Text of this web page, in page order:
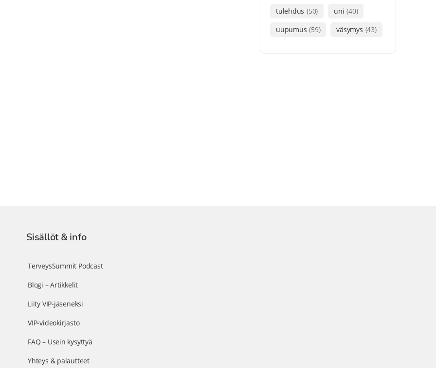
tulehdus (50) uni (40)
uupumus (59) väsymys (43)
Sisällöt & info
TerveysSummit Podcast
Blogi – Artikkelit
Liity VIP-jäseneksi
VIP-videokirjasto
FAQ – Usein kysyttyä
Yhteys & palautteet